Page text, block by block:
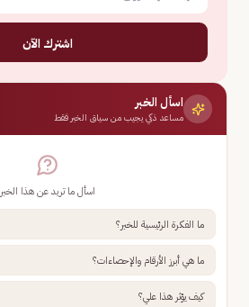
اشترك الآن
اسأل الخبر
مساعد ذكي يجيب من سياق الخبر فقط
اسأل ما تريد عن هذا الخبر
ما الفكرة الرئيسية للخبر؟
ما هي أبرز الأرقام والإحصاءات؟
كيف يؤثر هذا علي؟